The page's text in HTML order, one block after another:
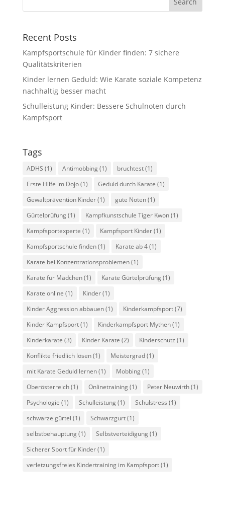
Recent Posts
Kampfsportschule für Kinder finden: 7 sichere
Qualitätskriterien
Kinder lernen Geduld: Wie Karate soziale Kompetenz
nachhaltig besser macht
Schulleistung Kinder: Bessere Schulnoten durch
Kampfsport
Tags
ADHS (1) Antimobbing(1) bruchtest(1)
Erste Hilfe im Dojo(1) Geduld durch Karate (1)
Gewaltprävention Kinder(1) gute Noten(1)
Gürtelprüfung(1) Kampfkunstschule Tiger Kwon(1)
Kampfsportexperte (1) Kampfsport Kinder(1)
Kampfsportschule finden(1) Karate ab 4(1)
Karate bei Konzentrationsproblemen(1)
Karate für Mädchen(1) Karate Gürtelprüfung(1)
Karate online (1) Kinder(1)
Kinder Aggression abbauen(1) Kinderkampfsport(7)
Kinder Kampfsport(1) Kinderkampfsport Mythen(1)
Kinderkarate (3) Kinder Karate (2) Kinderschutz (1)
Konflikte friedlich lösen(1) Meistergrad(1)
mit Karate Geduld lernen(1) Mobbing(1)
Oberösterreich(1) Onlinetraining(1) Peter Neuwirth(1)
Psychologie (1) Schulleistung(1) Schulstress (1)
schwarze gürtel (1) Schwarzgurt(1)
selbstbehauptung(1) Selbstverteidigung(1)
Sicherer Sport für Kinder(1)
verletzungsfreies Kindertraining im Kampfsport(1)